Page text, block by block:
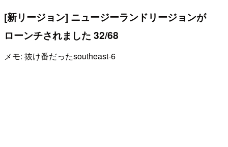
[新リージョン] ニュージーランドリージョンが
ローンチされました 32/68
メモ: 抜け番だったsoutheast-6